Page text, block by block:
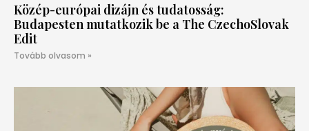
Közép-európai dizájn és tudatosság:
Budapesten mutatkozik be a The CzechoSlovak
Edit
Tovább olvasom »